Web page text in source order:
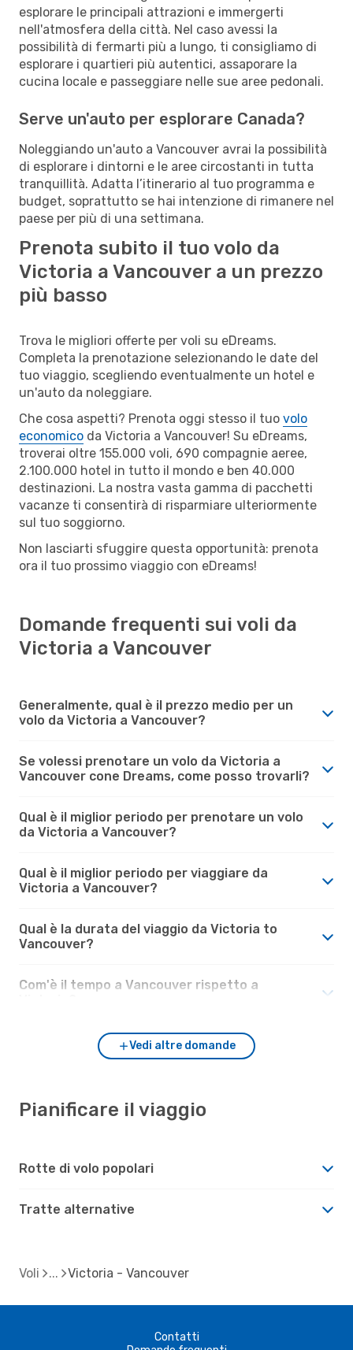
esplorare le principali attrazioni e immergerti
nell'atmosfera della città. Nel caso avessi la
possibilità di fermarti più a lungo, ti consigliamo di
esplorare i quartieri più autentici, assaporare la
cucina locale e passeggiare nelle sue aree pedonali.
Serve un'auto per esplorare Canada?
Noleggiando un'auto a Vancouver avrai la possibilità
di esplorare i dintorni e le aree circostanti in tutta
tranquillità. Adatta l’itinerario al tuo programma e
budget, soprattutto se hai intenzione di rimanere nel
paese per più di una settimana.
Prenota subito il tuo volo da
Victoria a Vancouver a un prezzo
più basso
Trova le migliori offerte per voli su eDreams.
Completa la prenotazione selezionando le date del
tuo viaggio, scegliendo eventualmente un hotel e
un'auto da noleggiare.
Che cosa aspetti? Prenota oggi stesso il tuo volo
economico da Victoria a Vancouver! Su eDreams,
troverai oltre 155.000 voli, 690 compagnie aeree,
2.100.000 hotel in tutto il mondo e ben 40.000
destinazioni. La nostra vasta gamma di pacchetti
vacanze ti consentirà di risparmiare ulteriormente
sul tuo soggiorno.
Non lasciarti sfuggire questa opportunità: prenota
ora il tuo prossimo viaggio con eDreams!
Domande frequenti sui voli da
Victoria a Vancouver
Generalmente, qual è il prezzo medio per un
volo da Victoria a Vancouver?
Se volessi prenotare un volo da Victoria a
Vancouver cone Dreams, come posso trovarli?
Qual è il miglior periodo per prenotare un volo
da Victoria a Vancouver?
Qual è il miglior periodo per viaggiare da
Victoria a Vancouver?
Qual è la durata del viaggio da Victoria to
Vancouver?
Com'è il tempo a Vancouver rispetto a
Vedi altre domande
Pianificare il viaggio
Rotte di volo popolari
Tratte alternative
Voli Victoria - Vancouver
Contatti